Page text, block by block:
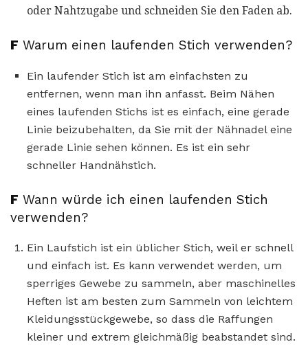
oder Nahtzugabe und schneiden Sie den Faden ab.
F Warum einen laufenden Stich verwenden?
Ein laufender Stich ist am einfachsten zu
entfernen, wenn man ihn anfasst. Beim Nähen
eines laufenden Stichs ist es einfach, eine gerade
Linie beizubehalten, da Sie mit der Nähnadel eine
gerade Linie sehen können. Es ist ein sehr
schneller Handnähstich.
F Wann würde ich einen laufenden Stich
verwenden?
Ein Laufstich ist ein üblicher Stich, weil er schnell
und einfach ist. Es kann verwendet werden, um
sperriges Gewebe zu sammeln, aber maschinelles
Heften ist am besten zum Sammeln von leichtem
Kleidungsstückgewebe, so dass die Raffungen
kleiner und extrem gleichmäßig beabstandet sind.